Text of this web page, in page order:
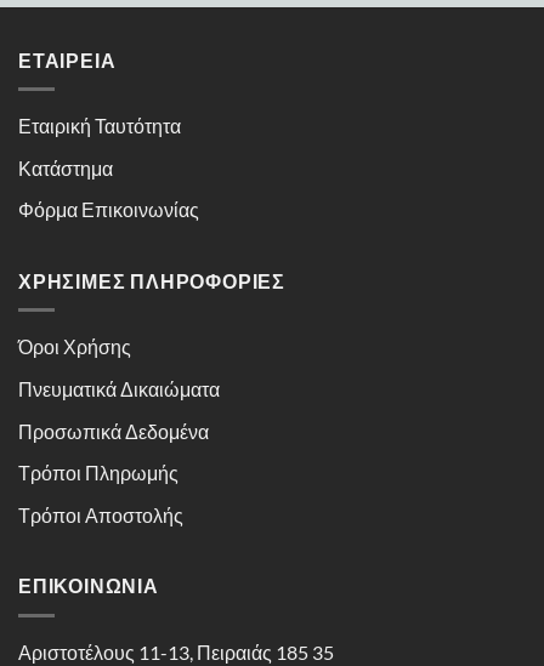
ΕΤΑΙΡΕΊΑ
Εταιρική Ταυτότητα
Κατάστημα
Φόρμα Επικοινωνίας
ΧΡΉΣΙΜΕΣ ΠΛΗΡΟΦΟΡΊΕΣ
Όροι Χρήσης
Πνευματικά Δικαιώματα
Προσωπικά Δεδομένα
Τρόποι Πληρωμής
Τρόποι Αποστολής
ΕΠΙΚΟΙΝΩΝΊΑ
Αριστοτέλους 11-13, Πειραιάς 185 35